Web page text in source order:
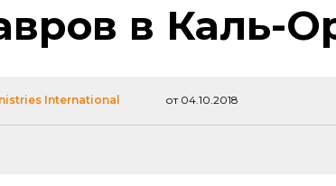
в Каль-
International от 04.10.2018